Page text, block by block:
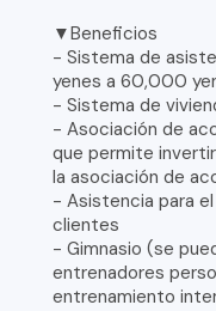
▼Beneficios
- Sistema de
yenes a 60,000
- Sistema de
- Asociación de
que permite
la asociación de
- Asistencia para
clientes
- Gimnasio (se
entrenadores
entrenamiento